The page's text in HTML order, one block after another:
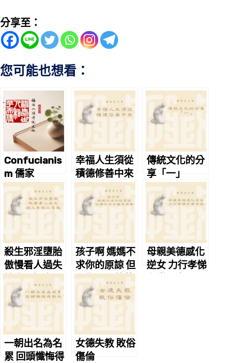
分享至：
您可能也想看：
Confucianis
m 儒家
幸福人生須從
積德修善中來
傳統文化的分
享「一」
殺生邪淫墮胎
傲慢看人過失
論人長短之惡
報
孩子啊 媽媽不
求你的原諒 但
願你早日離苦
得樂
母親美德感化
逆女 力行孝悌
一朝出名為名
累 回頭懺悔得
女德失教 敗俗
傷倫